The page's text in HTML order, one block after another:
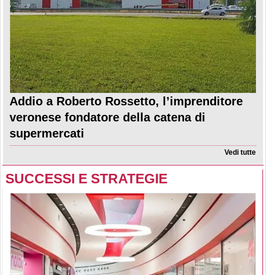
Addio a Roberto Rossetto, l’imprenditore
veronese fondatore della catena di
supermercati
Vedi tutte
SUCCESSI E STRATEGIE